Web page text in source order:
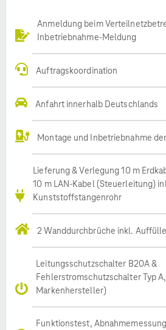
Anmeldung beim
Inbetriebnahme-Meldung
Auftragskoordination
Anfahrt innerhalb Deutschlands
Montage und Inbetriebnahme
Lieferung & Verlegung 10 m
10 m LAN-Kabel (Steuerleitung)
Kunststoffstangenrohr
2 Wanddurchbrüche inkl.
Leitungsschutzschalter B20A &
Fehlerstromschutzschalter Typ
Markenhersteller)
Funktionstest,